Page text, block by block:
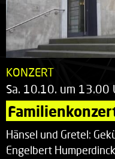
KONZERT
Sa. 10.10. um 13.00
Hänsel und Gretel:
Engelbert